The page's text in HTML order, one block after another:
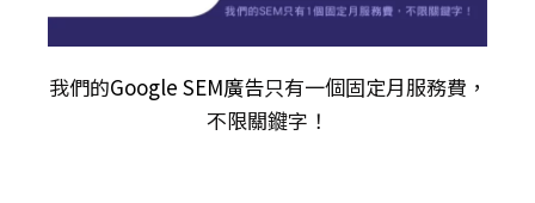
我們的Google SEM廣告只有一個固定月服務費，
不限關𨫡字！